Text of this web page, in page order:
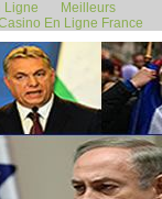
Ligne
Meilleurs
En Ligne France